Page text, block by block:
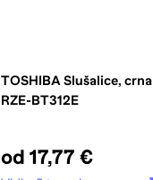
TOSHIBA Slušalice, crna
RZE-BT312E
od 17,77 €